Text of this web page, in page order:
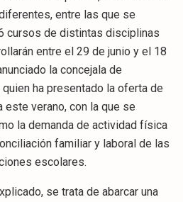
entre las que se
cursos de distintas disciplinas
entre el 29 de junio y el 18
la concejala de
ha presentado la oferta de
verano, con la que se
la demanda de actividad física
familiar y laboral de las
escolares.
se trata de abarcar una